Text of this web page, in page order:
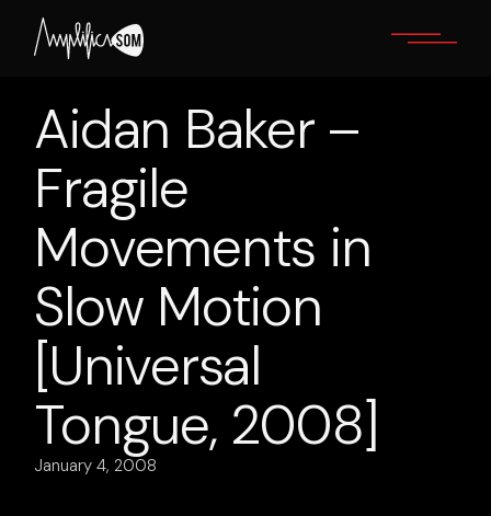
content
Aidan Baker –
Fragile
Movements in
Slow Motion
[Universal
Tongue, 2008]
January 4, 2008